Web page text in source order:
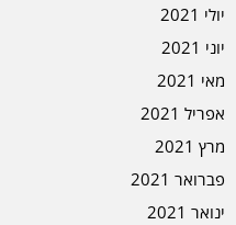
יולי 2021
יוני 2021
מאי 2021
אפריל 2021
מרץ 2021
פברואר 2021
ינואר 2021